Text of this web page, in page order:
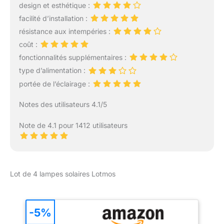
sensible : Le détecteur
PIR offre des réglages
ajustables pour le temps
de mouvement et les
du capteur dispose
d'une induction du corps
s'allumant
commutateur manuel,
est étanche IP66, avec la
tête du capteur
atteignant le niveau
design et esthétique :
facilité d’installation :
résistance aux intempéries :
coût :
fonctionnalités supplémentaires :
type d’alimentation :
portée de l’éclairage :
Notes des utilisateurs 4.1/5
Note de 4.1 pour 1412 utilisateurs
Lot de 4 lampes solaires Lotmos
-5%